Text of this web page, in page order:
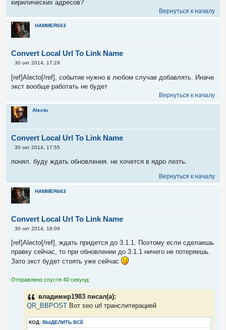
щ
е
кирилических адресов?
Вернуться к началу
HAMMER663
Convert Local Url To Link Name
С
б
щ
и
е
30 окт 2014, 17:29
[ref]Alecto[/ref], событие нужно в любом случае добавлять. Иначе
экст вообще работать не будет
Вернуться к началу
Alecto
Convert Local Url To Link Name
С
б
н
и
е
30 окт 2014, 17:55
понял. буду ждать обновления. не хочется в ядро лезть.
Вернуться к началу
HAMMER663
Convert Local Url To Link Name
С
б
щ
н
30 окт 2014, 18:09
[ref]Alecto[/ref], ждать придется до 3.1.1. Поэтому если сделаешь
правку сейчас, то при обновлении до 3.1.1 ничего не потеряешь.
Зато экст будет стоять уже сейчас
Отправлено спустя 40 секунд:
владимир1983 писал(а):
QR_BBPOST Вот seo url транслитерацией
КОД: ВЫДЕЛИТЬ ВСЁ